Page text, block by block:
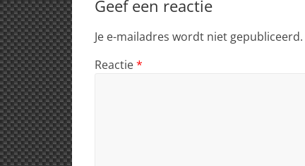
Geef een reactie
Je e-mailadres wordt niet gepubliceerd.
Reactie*